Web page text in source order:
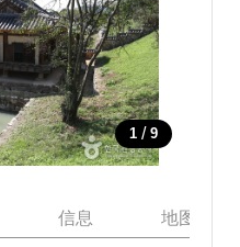
1 / 9
信息 地图